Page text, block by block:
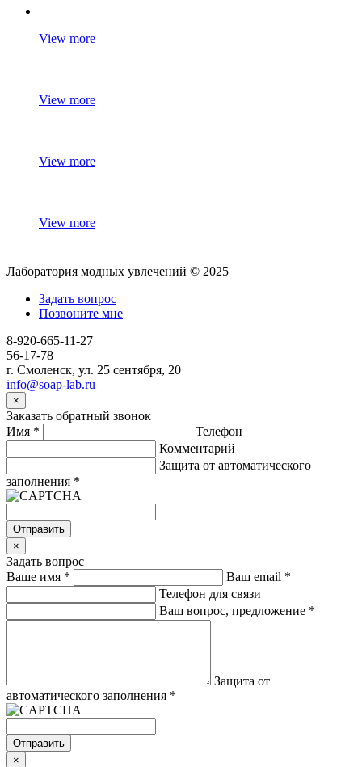
View more
View more
View more
View more
Лаборатория модных увлечений © 2025
Задать вопрос
Позвоните мне
8-920-665-11-27
56-17-78
г. Смоленск, ул. 25 сентября, 20
info@soap-lab.ru
×
Заказать обратный звонок
Имя *
Телефон
Комментарий
Защита от автоматического
заполнения *
Отправить
×
Задать вопрос
Ваше имя * Ваш email *
Телефон для связи
Ваш вопрос, предложение *
Защита от
автоматического заполнения *
Отправить
×